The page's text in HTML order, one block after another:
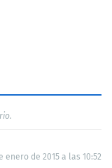
enero de 2015 a las 10:52